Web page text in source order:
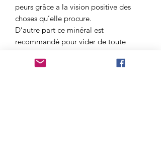
peurs grâce a la vision positive des
choses qu’elle procure.
D’autre part ce minéral est
recommandé pour vider de toute
aisé de retrouver de la
ainsi que